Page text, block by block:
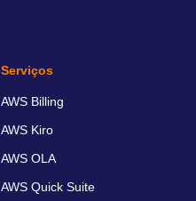
Serviços
AWS Billing
AWS Kiro
AWS OLA
AWS Quick Suite